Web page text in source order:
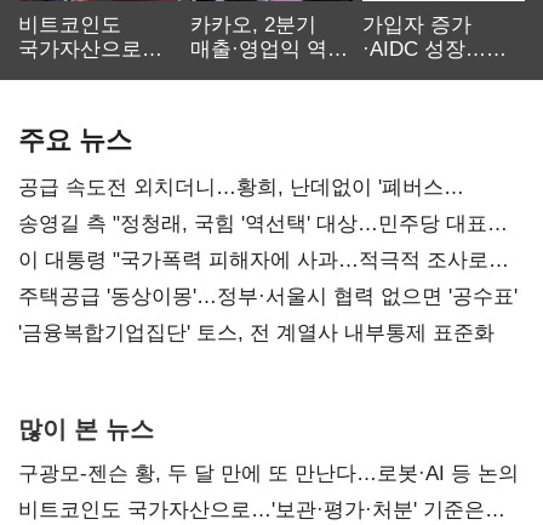
비트코인도
국가자산으로…'
카카오, 2분기
매출·영업익 역대
가입자 증가
·AIDC 성장…
주요 뉴스
공급 속도전 외치더니…황희, 난데없이 '폐버스
리모델링' 제안
송영길 측 "정청래, 국힘 '역선택' 대상…민주당 대표로
총선 지휘 못해"
이 대통령 "국가폭력 피해자에 사과…적극적 조사로
진실 밝혀야"
주택공급 '동상이몽'…정부·서울시 협력 없으면 '공수표'
'금융복합기업집단' 토스, 전 계열사 내부통제 표준화
많이 본 뉴스
구광모-젠슨 황, 두 달 만에 또 만난다…로봇·AI 등 논의
비트코인도 국가자산으로…'보관·평가·처분' 기준은